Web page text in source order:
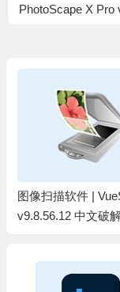
PhotoScape X Pro
图片查看软件 |
v9.6.1.807 中文绿